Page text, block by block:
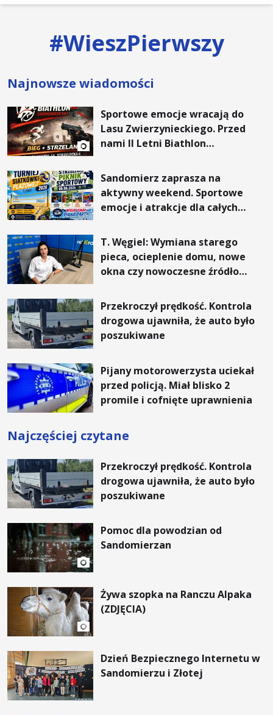
#WieszPierwszy
Najnowsze wiadomości
Sportowe emocje wracają do
Lasu Zwierzynieckiego. Przed
nami II Letni Biathlon
Sandomierz zaprasza na
aktywny weekend. Sportowe
emocje i atrakcje dla całych
T. Węgiel: Wymiana starego
pieca, ocieplenie domu, nowe
okna czy nowoczesne źródło
rachunki za energię, lepszy
komfort życia i... czystsze
powietrze
Przekroczył prędkość. Kontrola
drogowa ujawniła, że auto było
poszukiwane
Pijany motorowerzysta uciekał
przed policją. Miał blisko 2
promile i cofnięte uprawnienia
Najczęściej czytane
Przekroczył prędkość. Kontrola
drogowa ujawniła, że auto było
poszukiwane
Pomoc dla powodzian od
Sandomierzan
Żywa szopka na Ranczu Alpaka
(ZDJĘCIA)
Dzień Bezpiecznego Internetu w
Sandomierzu i Złotej